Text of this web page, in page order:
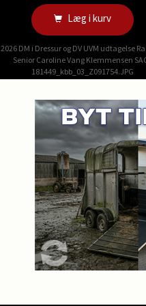
Læg i kurv
2026 DM i Dressur og DV UVM udtagelse
Senior Caroline Vang Klemmensen
181449_kbb_03_Z091754.JPG